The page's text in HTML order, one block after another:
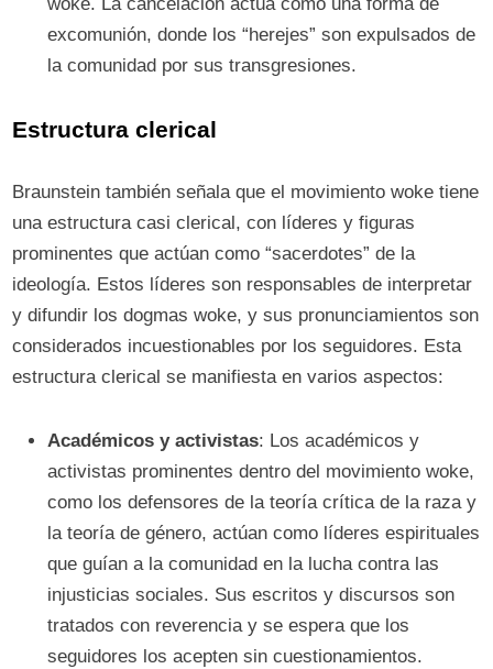
woke. La cancelación actúa como una forma de
excomunión, donde los “herejes” son expulsados de
la comunidad por sus transgresiones.
Estructura clerical
Braunstein también señala que el movimiento woke tiene
una estructura casi clerical, con líderes y figuras
prominentes que actúan como “sacerdotes” de la
ideología. Estos líderes son responsables de interpretar
y difundir los dogmas woke, y sus pronunciamientos son
considerados incuestionables por los seguidores. Esta
estructura clerical se manifiesta en varios aspectos:
Académicos y activistas: Los académicos y
activistas prominentes dentro del movimiento woke,
como los defensores de la teoría crítica de la raza y
la teoría de género, actúan como líderes espirituales
que guían a la comunidad en la lucha contra las
injusticias sociales. Sus escritos y discursos son
tratados con reverencia y se espera que los
seguidores los acepten sin cuestionamientos.